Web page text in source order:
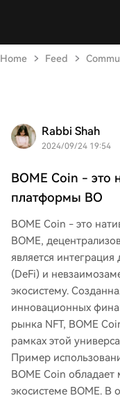
Home Feed
Rabbi Shah
2024/09/24 19:54
BOME Coin - это
платформы BO
BOME Coin - это
BOME,
является
(DeFi) и
экосистему.
инновационных
рынка NFT, BOME
рамках этой
Пример
BOME Coin
экосистеме BOME. В